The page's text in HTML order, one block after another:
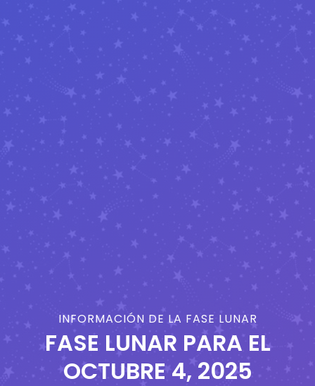
INFORMACIÓN DE LA FASE LUNAR
FASE LUNAR PARA EL
OCTUBRE 4, 2025